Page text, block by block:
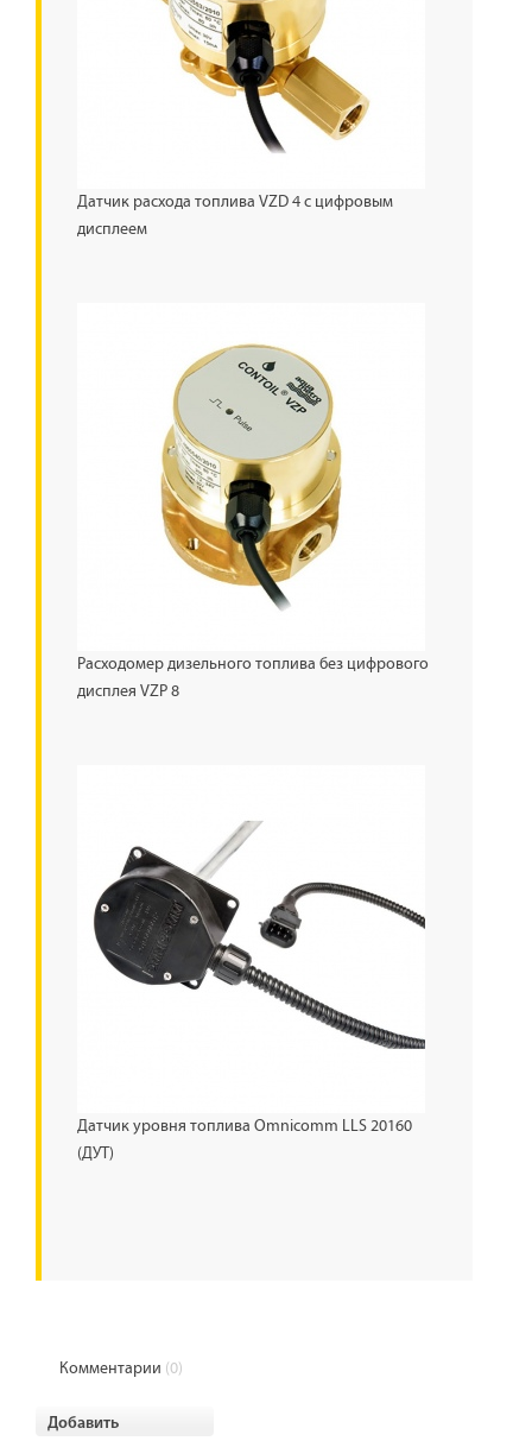
Датчик расхода топлива VZD 4 с цифровым
дисплеем
Расходомер дизельного топлива без цифрового
дисплея VZР 8
Датчик уровня топлива Omnicomm LLS 20160
(ДУТ)
Комментарии (0)
Добавить